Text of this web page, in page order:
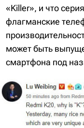
«Killer», и что
флагманские
может быть
смартфона под